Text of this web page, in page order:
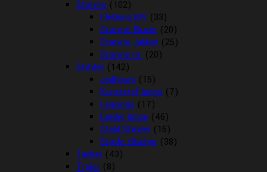
Stævne (102)
Fletning MV (33)
Stævne Bluser (20)
Stævne Jakker (25)
Stævne nr. (20)
Støvler (142)
Jodhpurs (15)
Kunststof lange (7)
Leggings (17)
Læder lange (46)
Stald Støvler (16)
Støvle tilbehør (38)
Tasker (43)
Trøjer (8)